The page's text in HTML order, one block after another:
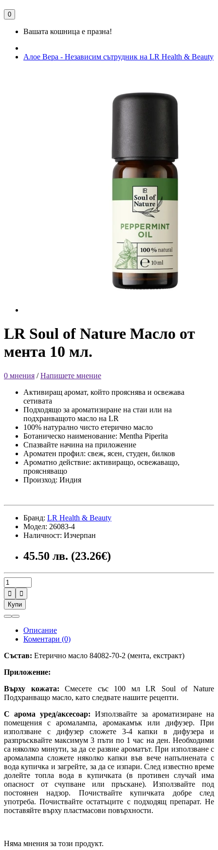
0
Вашата кошница е празна!
Алое Вера - Независим сътрудник на LR Health & Beauty
LR Soul of Nature Масло от
мента 10 мл.
0 мнения /Напишете мнение
Активиращ аромат, който прояснява и освежава
сетивата
Подходящо за ароматизиране на стаи или на
подхранващото масло на LR
100% натурално чисто етерично масло
Ботаническо наименование: Mentha Piperita
Спазвайте начина на приложение
Ароматен профил: свеж, ясен, студен, билков
Ароматно действие: активиращо, освежаващо,
проясняващо
Произход: Индия
Бранд: LR Health & Beauty
Модел: 26083-4
Наличност: Изчерпан
45.50 лв. (23.26€)


Купи
Описание
Коментари (0)
Състав: Етерично масло 84082-70-2 (мента, екстракт)
Приложение:
Върху кожата: Смесете със 100 мл LR Soul of Nature
Подхранващо масло, като следвате нашите рецепти.
С арома уред/аксесоар: Използвайте за ароматизиране на
помещения с аромалампа, аромакамък или дифузер. При
използване с дифузер сложете 3-4 капки в дифузера и
разпръсквайте максимум 3 пъти по 1 час на ден. Необходими
са няколко минути, за да се развие ароматът. При използване с
аромалампа сложете няколко капки във вече напълнената с
вода купичка и загрейте, за да се изпари. След известно време
долейте топла вода в купичката (в противен случай има
опасност от счупване или пръскане). Използвайте под
постоянен надзор. Почиствайте купичката добре след
употреба. Почиствайте остатъците с подходящ препарат. Не
поставяйте върху пластмасови повърхности.
Няма мнения за този продукт.